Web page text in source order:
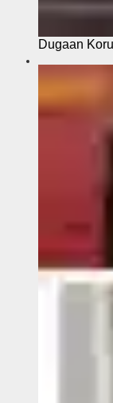
Dugaan